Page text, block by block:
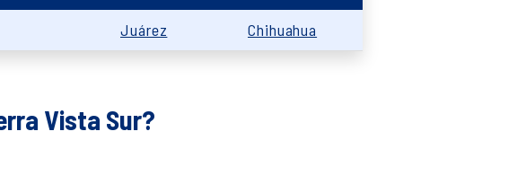
Juárez Chihuahua
Vista Sur?